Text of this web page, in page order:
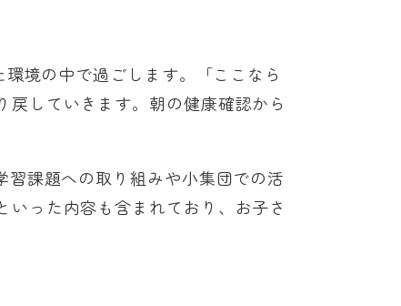
境の中で過ごします。「ここなら
していきます。朝の健康確認から
課題への取り組みや小集団での活
った内容も含まれており、お子さ